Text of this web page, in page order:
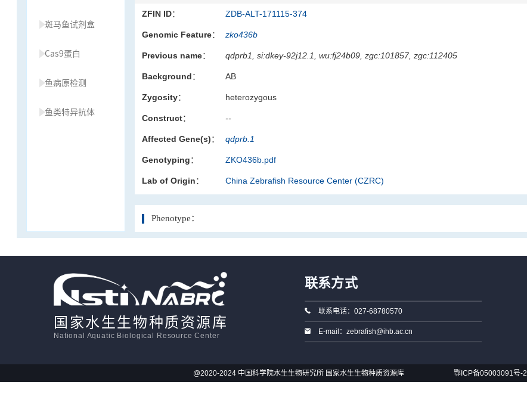
斑马鱼试剂盒
Cas9蛋白
鱼病原检测
鱼类特异抗体
ZFIN ID： ZDB-ALT-171115-374
Genomic Feature： zko436b
Previous name： qdprb1, si:dkey-92j12.1, wu:fj24b09, zgc:101857, zgc:112405
Background： AB
Zygosity： heterozygous
Construct： --
Affected Gene(s)： qdprb.1
Genotyping： ZKO436b.pdf
Lab of Origin： China Zebrafish Resource Center (CZRC)
Phenotype：
国家水生生物种质资源库
National Aquatic Biological Resource Center
联系方式
联系电话：027-68780570
E-mail：zebrafish@ihb.ac.cn
@2020-2024 中国科学院水生生物研究所 国家水生生物种质资源库 鄂ICP备05003091号-2